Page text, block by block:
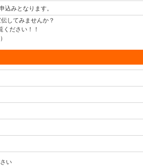
みとなります。
してみませんか？
ださい！！
）
い